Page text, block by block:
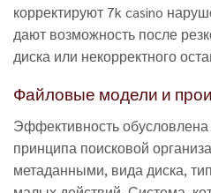
корректируют 7k casino
дают возможность после
диска или некорректного
Файловые модели и
Эффективность
принципа поисковой
метаданными, вида диска,